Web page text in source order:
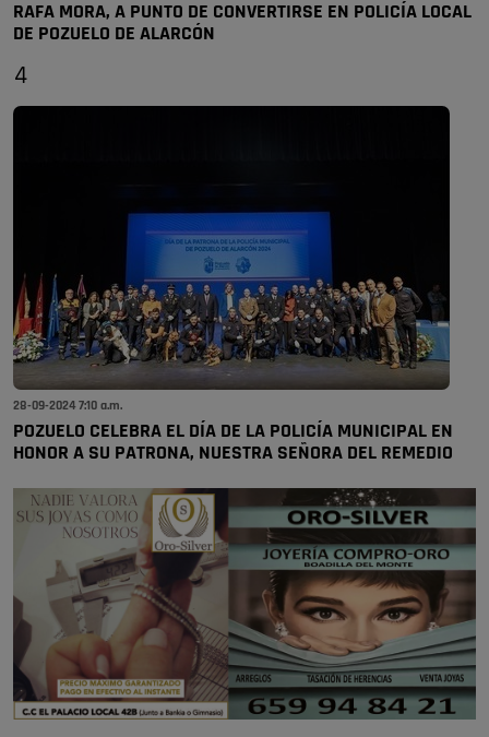
RAFA MORA, A PUNTO DE CONVERTIRSE EN POLICÍA LOCAL
DE POZUELO DE ALARCÓN
4
28-09-2024 7:10 a.m.
POZUELO CELEBRA EL DÍA DE LA POLICÍA MUNICIPAL EN
HONOR A SU PATRONA, NUESTRA SEÑORA DEL REMEDIO